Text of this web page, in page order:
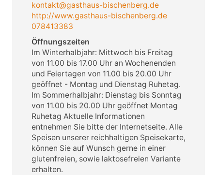
kontakt@gasthaus-bischenberg.de
http://www.gasthaus-bischenberg.de
078413383
Öffnungszeiten
Im Winterhalbjahr: Mittwoch bis Freitag
von 11.00 bis 17.00 Uhr an Wochenenden
und Feiertagen von 11.00 bis 20.00 Uhr
geöffnet - Montag und Dienstag Ruhetag.
Im Sommerhalbjahr: Dienstag bis Sonntag
von 11.00 bis 20.00 Uhr geöffnet Montag
Ruhetag Aktuelle Informationen
entnehmen Sie bitte der Internetseite. Alle
Speisen unserer reichhaltigen Speisekarte,
können Sie auf Wunsch gerne in einer
glutenfreien, sowie laktosefreien Variante
erhalten.